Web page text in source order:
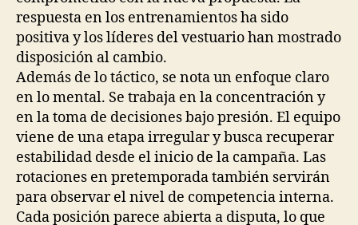
respuesta en los entrenamientos ha sido
positiva y los líderes del vestuario han mostrado
disposición al cambio.
Además de lo táctico, se nota un enfoque claro
en lo mental. Se trabaja en la concentración y
en la toma de decisiones bajo presión. El equipo
viene de una etapa irregular y busca recuperar
estabilidad desde el inicio de la campaña. Las
rotaciones en pretemporada también servirán
para observar el nivel de competencia interna.
Cada posición parece abierta a disputa, lo que